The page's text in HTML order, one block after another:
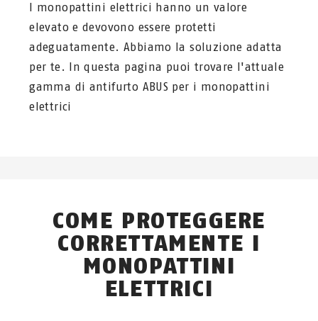
I monopattini elettrici hanno un valore
elevato e devovono essere protetti
adeguatamente. Abbiamo la soluzione adatta
per te. In questa pagina puoi trovare l'attuale
gamma di antifurto ABUS per i monopattini
elettrici
COME PROTEGGERE
CORRETTAMENTE I
MONOPATTINI
ELETTRICI